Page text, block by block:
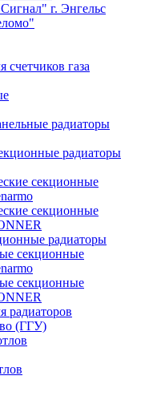
г. Энгельс
газа
радиаторы
радиаторы
секционные
секционные
радиаторы
секционные
секционные
радиаторов
(ГГУ)